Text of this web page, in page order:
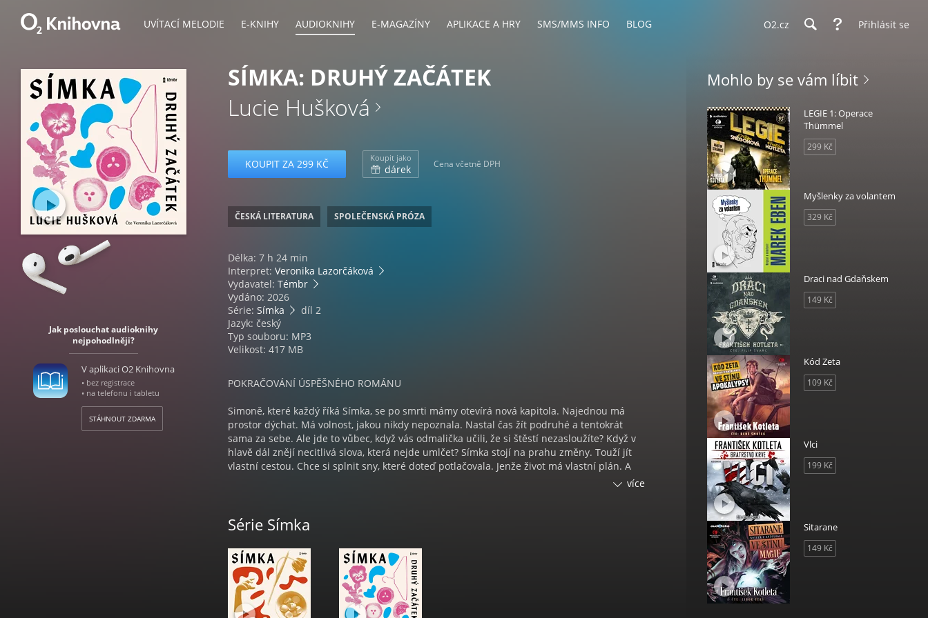
UVÍTACÍ MELODIE E-KNIHY AUDIOKNIHY E-MAGAZÍNY APLIKACE A HRY SMS/MMS INFO BLOG O2.cz Přihlásit se
Jak poslouchat audioknihy
nejpohodlněji?
V aplikaci O2 Knihovna
• bez registrace
• na telefonu i tabletu
STÁHNOUT ZDARMA
SÍMKA: DRUHÝ ZAČÁTEK
Lucie Hušková
KOUPIT ZA 299 KČ Koupit jako
dárek Cena včetně DPH
ČESKÁ LITERATURA SPOLEČENSKÁ PRÓZA
Délka: 7 h 24 min
Interpret: Veronika Lazorčáková
Vydavatel: Témbr
Vydáno: 2026
Série: Símka
díl 2
Jazyk: český
Typ souboru: MP3
Velikost: 417 MB
POKRAČOVÁNÍ ÚSPĚŠNÉHO ROMÁNU
Simoně, které každý říká Símka, se po smrti mámy otevírá nová kapitola. Najednou má
prostor dýchat. Má volnost, jakou nikdy nepoznala. Nastal čas žít podruhé a tentokrát
sama za sebe. Ale jde to vůbec, když vás odmalička učili, že si štěstí nezasloužíte? Když v
hlavě dál znějí necitlivá slova, která nejde umlčet? Símka stojí na prahu změny. Touží jít
vlastní cestou. Chce si splnit sny, které doteď potlačovala. Jenže život má vlastní plán. A
ZAČNE ŽÍT ŠŤASTNĚ A PO SVÉM?
LUCIE HUŠKOVÁ
(1987) pochází z Českých Budějovic, nyní žije v Brně. Vystudovala žurnalistiku a
germanistiku na Masarykově univerzitě. Pracovala jako redaktorka, překladatelka a
specialistka PR a marketingu. Dnes se živí jako copywriterka na volné noze. Vydala romány
Símka a Kolem dokola. Přispívá povídkami do edice Česká povídka.
více
Série Símka
Mohlo by se vám líbit
LEGIE 1: Operace
Thümmel
299 Kč
Myšlenky za volantem
329 Kč
Draci nad Gdaňskem
149 Kč
Kód Zeta
109 Kč
Vlci
199 Kč
Sitarane
149 Kč